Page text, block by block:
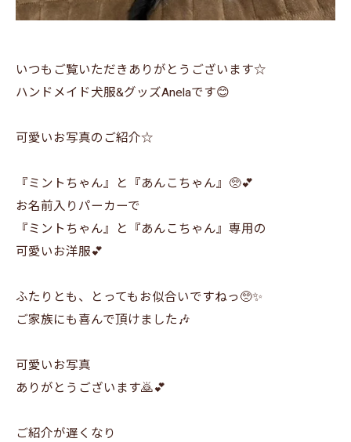
いつもご覧いただきありがとうございます☆
ハンドメイド犬服&グッズAnelaです😊
可愛いお写真のご紹介☆
『ミントちゃん』と『あんこちゃん』🥺💕
お名前入りパーカーで
『ミントちゃん』と『あんこちゃん』専用の
可愛いお洋服💕
ふたりとも、とってもお似合いですねっ🥺✨
ご家族にも喜んで頂けました🎶
可愛いお写真
ありがとうございます🙇💕
ご紹介が遅くなり